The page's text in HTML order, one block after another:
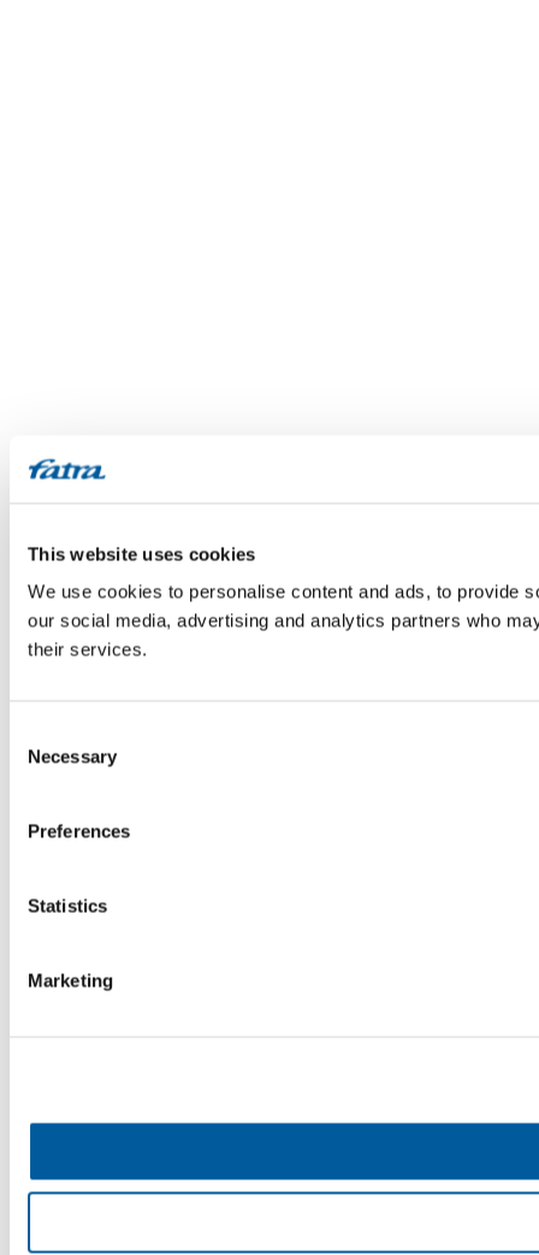
This website uses cookies
We use cookies to personalise content and ads, to provide
our social media, advertising and analytics partners who
their services.
Selection
Necessary
Preferences
Statistics
Marketing